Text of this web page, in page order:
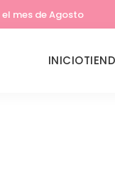
mes de Agosto
INICIO